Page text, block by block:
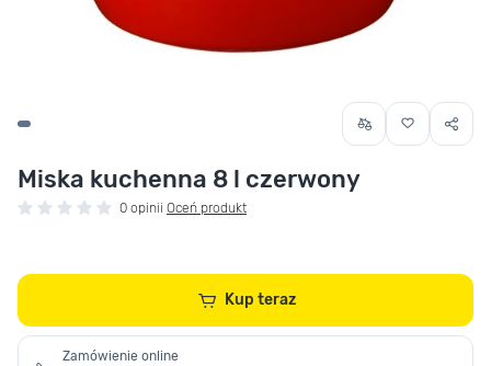
Miska kuchenna 8 l czerwony
0 opinii Oceń produkt
Kup teraz
Zamówienie online